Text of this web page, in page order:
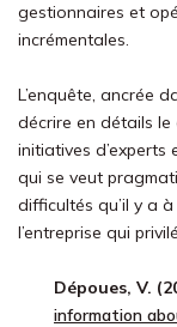
gestionnaires et
incrémentales.
L’enquête, ancrée
décrire en détails le
initiatives d’experts
qui se veut
difficultés qu’il y a
l’entreprise qui
Dépoues, V.
information